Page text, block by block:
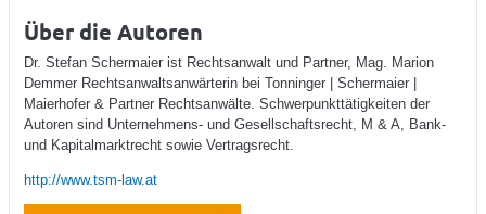
Über die Autoren
Dr. Stefan Schermaier ist Rechtsanwalt und Partner, Mag. Marion
Demmer Rechtsanwaltsanwärterin bei Tonninger | Schermaier |
Maierhofer & Partner Rechtsanwälte. Schwerpunkttätigkeiten der
Autoren sind Unternehmens- und Gesellschaftsrecht, M & A, Bank-
und Kapitalmarktrecht sowie Vertragsrecht.
http://www.tsm-law.at